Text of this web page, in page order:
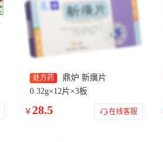
处方药
鼎炉 新癀片
0.32g×12片×3板
￥ 28.5 在线客服